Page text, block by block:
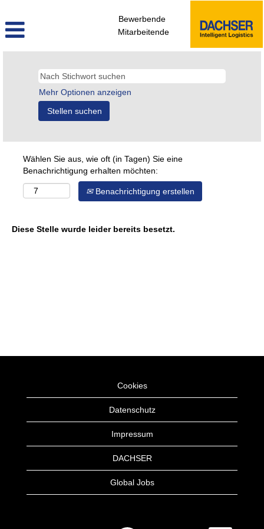
Bewerbende
Mitarbeitende
Mehr Optionen anzeigen
Wählen Sie aus, wie oft (in Tagen) Sie eine
Benachrichtigung erhalten möchten:
Benachrichtigung erstellen
Diese Stelle wurde leider bereits besetzt.
Cookies
Datenschutz
Impressum
DACHSER
Global Jobs